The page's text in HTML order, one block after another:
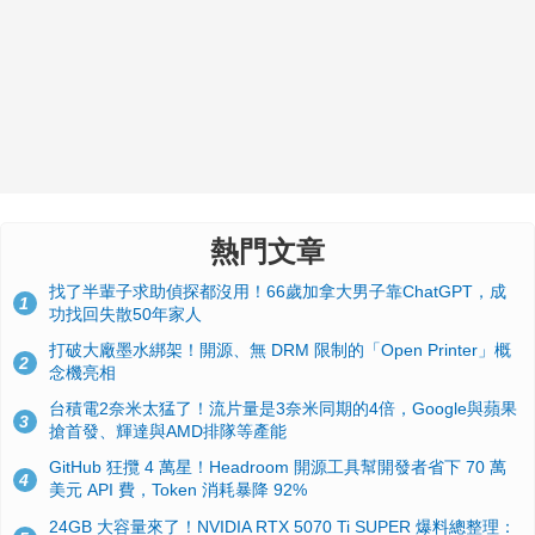
熱門文章
1
找了半輩子求助偵探都沒用！66歲加拿大男子靠ChatGPT，成
功找回失散50年家人
2
打破大廠墨水綁架！開源、無 DRM 限制的「Open Printer」概
念機亮相
3
台積電2奈米太猛了！流片量是3奈米同期的4倍，Google與蘋果
搶首發、輝達與AMD排隊等產能
4
GitHub 狂攬 4 萬星！Headroom 開源工具幫開發者省下 70 萬
美元 API 費，Token 消耗暴降 92%
24GB 大容量來了！NVIDIA RTX 5070 Ti SUPER 爆料總整理：